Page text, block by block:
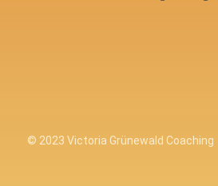
© 2023 Victoria Grünewald Coaching